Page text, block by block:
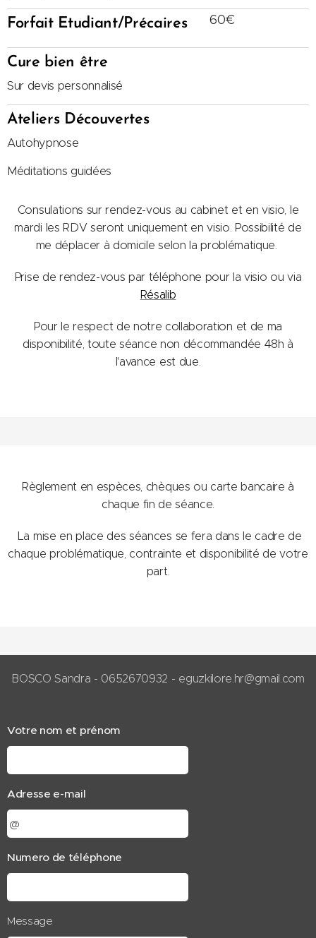
Forfait Etudiant/Précaires 60€
Cure bien être
Sur devis personnalisé
Ateliers Découvertes
Autohypnose
Méditations guidées
Consulations sur rendez-vous au cabinet et en visio, le
mardi les RDV seront uniquement en visio. Possibilité de
me déplacer à domicile selon la problématique.
Prise de rendez-vous par téléphone pour la visio ou via
Résalib
Pour le respect de notre collaboration et de ma
disponibilité, toute séance non décommandée 48h à
l'avance est due.
Règlement en espèces, chèques ou carte bancaire à
chaque fin de séance.
La mise en place des séances se fera dans le cadre de
chaque problématique, contrainte et disponibilité de votre
part.
BOSCO Sandra - 0652670932 - eguzkilore.hr@gmail.com
Votre nom et prénom
Adresse e-mail
Numero de téléphone
Message